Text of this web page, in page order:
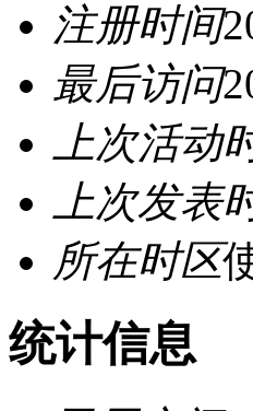
注册时间
最后访问
上次活动
上次发表
所在时区
统计信息